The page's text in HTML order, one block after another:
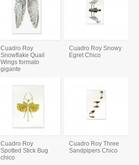
Cuadro Roy
Snowflake Quail
Wings formato
gigante
Cuadro Roy Snowy
Egret Chico
Cuadro Roy
Spotted Stick Bug
chico
Cuadro Roy Three
Sandpipers Chico